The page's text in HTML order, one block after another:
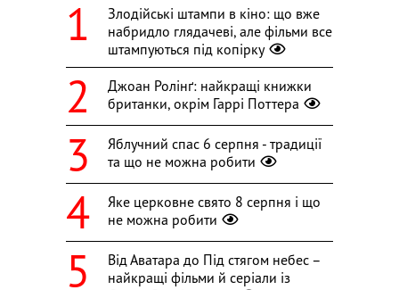
Злодійські штампи в кіно: що вже
набридло глядачеві, але фільми все
штампуються під копірку
Джоан Ролінґ: найкращі книжки
британки, окрім Гаррі Поттера
Яблучний спас 6 серпня - традиції
та що не можна робити
Яке церковне свято 8 серпня і що
не можна робити
Від Аватара до Під стягом небес –
найкращі фільми й серіали із